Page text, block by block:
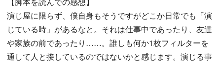
演じ屋に限らず、僕自身もそうですがどこか日常でも「演
じている時」があるなと。それは仕事中であったり、友達
や家族の前であったり……。誰しも何か1枚フィルターを
通して人と接しているのではないかと感じます。演じる事